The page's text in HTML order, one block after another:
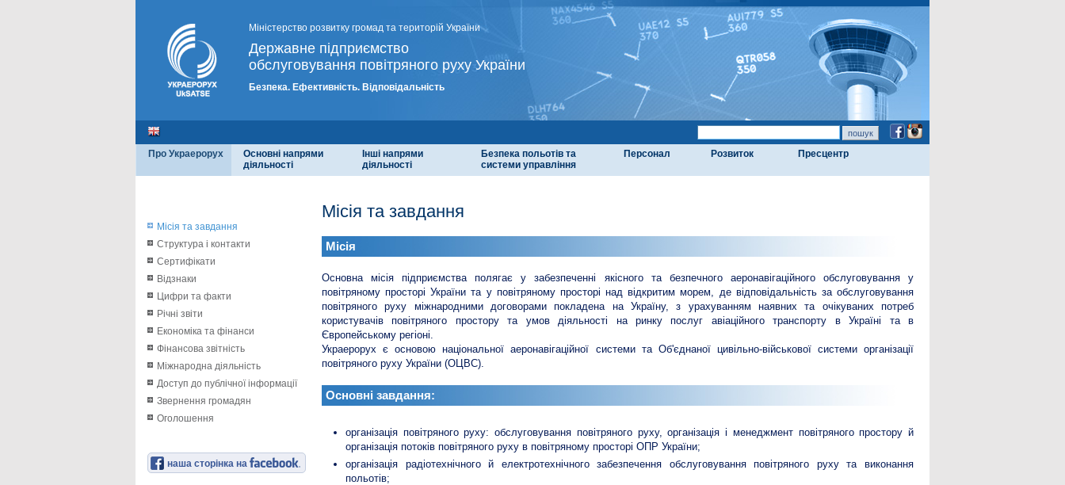
Міністерство розвитку громад та територій України
Державне підприємство
обслуговування повітряного руху України
Безпека. Ефективність. Відповідальність
Про Украерорух
Основні напрями
діяльності
Інші напрями
діяльності
Безпека польотів та
системи управління
Персонал Розвиток Пресцентр
Місія та завдання
Структура і контакти
Сертифікати
Відзнаки
Цифри та факти
Річні звіти
Економіка та фінанси
Фінансова звітність
Міжнародна діяльність
Доступ до публічної інформації
Звернення громадян
Оголошення
наша сторінка на
Місія та завдання
Місія
Основна місія підприємства полягає у забезпеченні якісного та безпечного аеронавігаційного обслуговування у
повітряному просторі України та у повітряному просторі над відкритим морем, де відповідальність за обслуговування
повітряного руху міжнародними договорами покладена на Україну, з урахуванням наявних та очікуваних потреб
користувачів повітряного простору та умов діяльності на ринку послуг авіаційного транспорту в Україні та в
Європейському регіоні.
Украерорух є основою національної аеронавігаційної системи та Об'єднаної цивільно-військової системи організації
повітряного руху України (ОЦВС).
Основні завдання:
організація повітряного руху: обслуговування повітряного руху, організація і менеджмент повітряного простору й
організація потоків повітряного руху в повітряному просторі ОПР України;
організація радіотехнічного й електротехнічного забезпечення обслуговування повітряного руху та виконання
польотів;